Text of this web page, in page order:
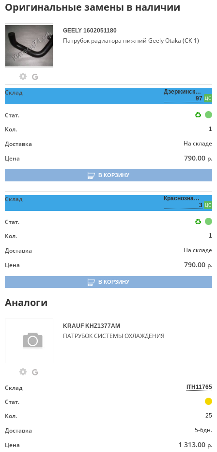
Оригинальные замены в наличии
GEELY 1602051180
Патрубок радиатора нижний Geely Otaka (CK-1)
Склад
Дзержинского,
97 ЦС
Стат.
Кол.
1
Доставка
На складе
Цена
790.00 р.
В КОРЗИНУ
Склад
Краснознаменная,
3 ЦС
Стат.
Кол.
1
Доставка
На складе
Цена
790.00 р.
В КОРЗИНУ
Аналоги
KRAUF KHZ1377AM
ПАТРУБОК СИСТЕМЫ ОХЛАЖДЕНИЯ
Склад ITH11765
Стат.
Кол.
25
Доставка
5-6дн.
Цена
1 313.00 р.